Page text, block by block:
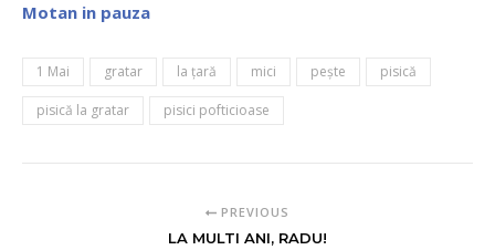
Motan in pauza
1 Mai gratar la ţară mici peşte pisică
pisică la gratar pisici pofticioase
PREVIOUS
LA MULTI ANI, RADU!